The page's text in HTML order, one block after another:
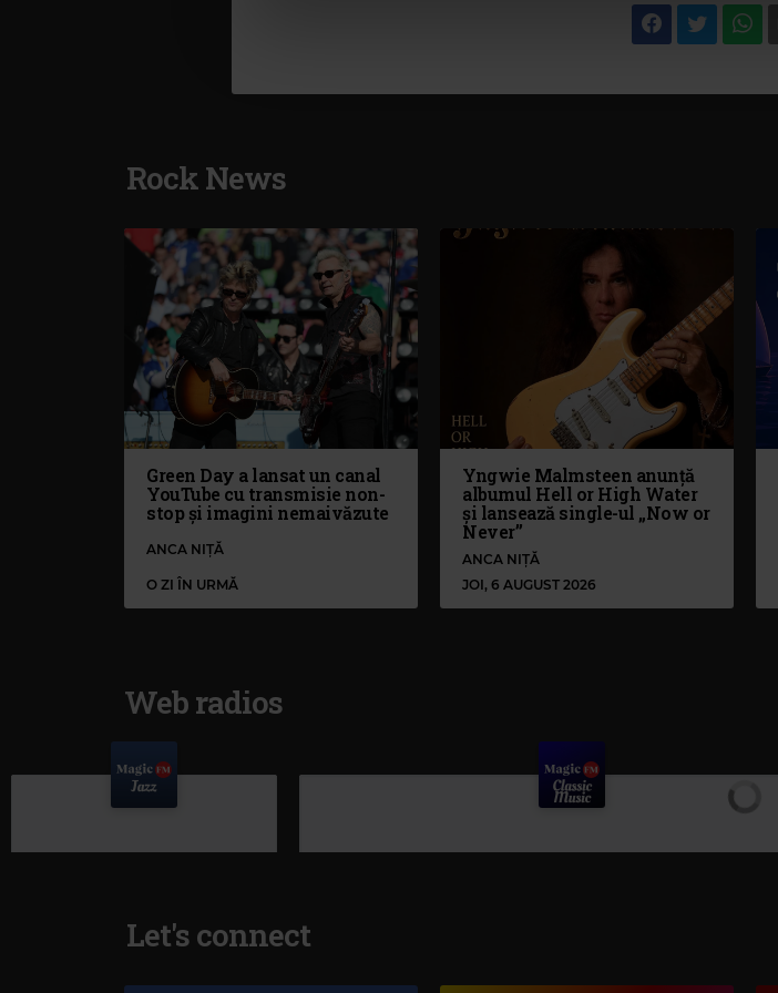
Rock News
Green Day a lansat un canal
YouTube cu transmisie non-
stop și imagini nemaivăzute
ANCA NIȚĂ
O ZI ÎN URMĂ
Yngwie Malmsteen anunță
albumul Hell or High Water
și lansează single-ul „Now or
Never”
ANCA NIȚĂ
JOI, 6 AUGUST 2026
Web radios
Let's connect